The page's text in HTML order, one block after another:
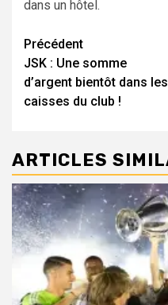
dans un hôtel.
Navigation
d’article
Précédent
JSK : Une somme
d’argent bientôt dans les
caisses du club !
ARTICLES